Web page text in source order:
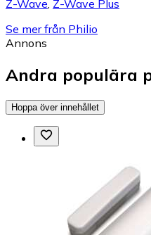
Z-Wave, Z-Wave Plus
Se mer från Philio
Annons
Andra populära
Hoppa över innehållet